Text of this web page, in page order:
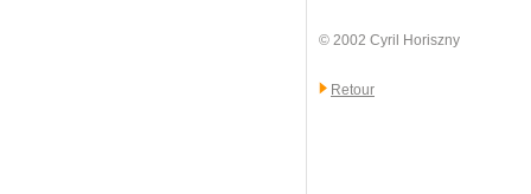
© 2002 Cyril Horiszny
Retour